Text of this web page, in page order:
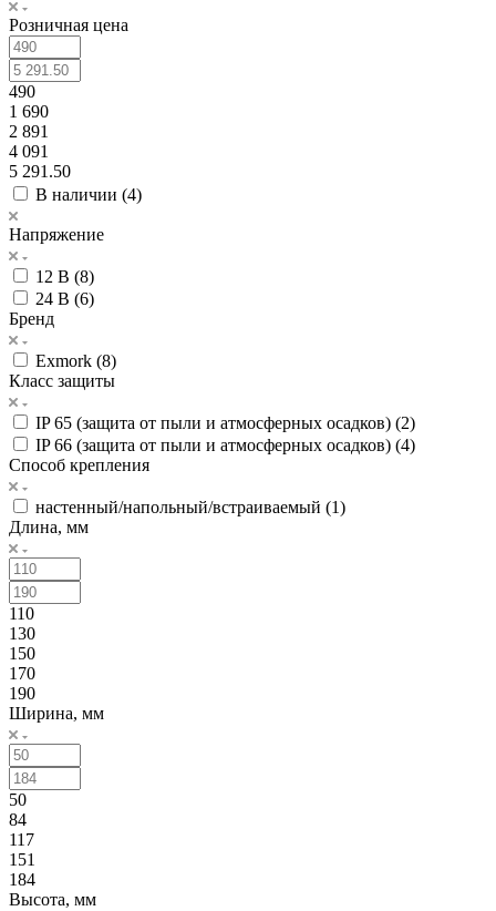
Розничная цена
490
1 690
2 891
4 091
5 291.50
В наличии (4)
Напряжение
12 В (8)
24 В (6)
Бренд
Exmork (8)
Класс защиты
IP 65 (защита от пыли и атмосферных осадков) (2)
IP 66 (защита от пыли и атмосферных осадков) (4)
Способ крепления
настенный/напольный/встраиваемый (1)
Длина, мм
110
130
150
170
190
Ширина, мм
50
84
117
151
184
Высота, мм